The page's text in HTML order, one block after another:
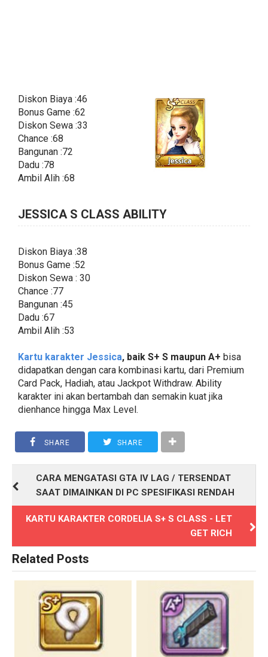
Diskon Biaya :46
Bonus Game :62
Diskon Sewa :33
Chance :68
Bangunan :72
Dadu :78
Ambil Alih :68
JESSICA S CLASS ABILITY
Diskon Biaya :38
Bonus Game :52
Diskon Sewa : 30
Chance :77
Bangunan :45
Dadu :67
Ambil Alih :53
Kartu karakter Jessica, baik S+ S maupun A+ bisa
didapatkan dengan cara kombinasi kartu, dari Premium
Card Pack, Hadiah, atau Jackpot Withdraw. Ability
karakter ini akan bertambah dan semakin kuat jika
dienhance hingga Max Level.
SHARE SHARE
CARA MENGATASI GTA IV LAG / TERSENDAT
SAAT DIMAINKAN DI PC SPESIFIKASI RENDAH
KARTU KARAKTER CORDELIA S+ S CLASS - LET
GET RICH
Related Posts